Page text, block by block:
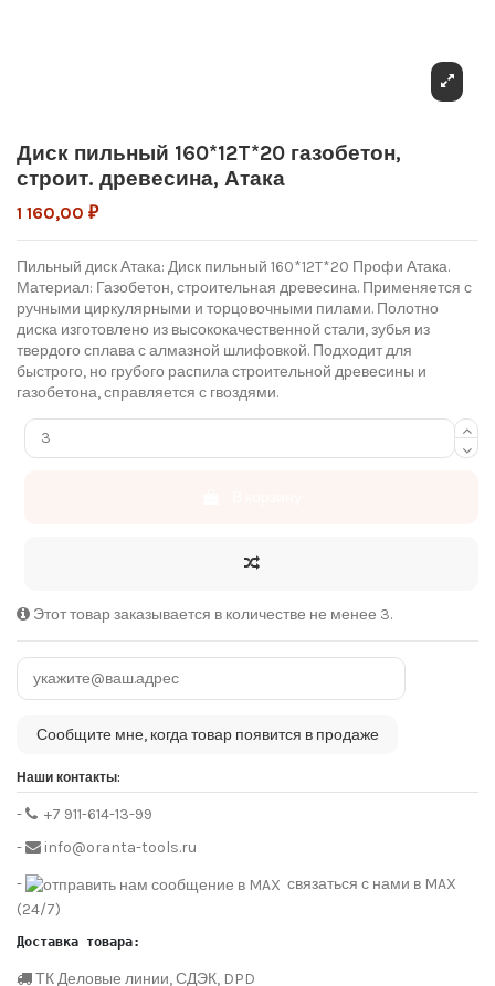
Диск пильный 160*12T*20 газобетон,
строит. древесина, Атака
1 160,00 ₽
Пильный диск Атака: Диск пильный 160*12T*20 Профи Атака.
Материал: Газобетон, строительная древесина. Применяется с
ручными циркулярными и торцовочными пилами. Полотно
диска изготовлено из высококачественной стали, зубья из
твердого сплава с алмазной шлифовкой. Подходит для
быстрого, но грубого распила строительной древесины и
газобетона, справляется с гвоздями.
Этот товар заказывается в количестве не менее 3.
Наши контакты:
-
+7 911-614-13-99
-
info@oranta-tools.ru
-
связаться с нами в MAX
(24/7)
Доставка товара:
ТК Деловые линии, СДЭК, DPD